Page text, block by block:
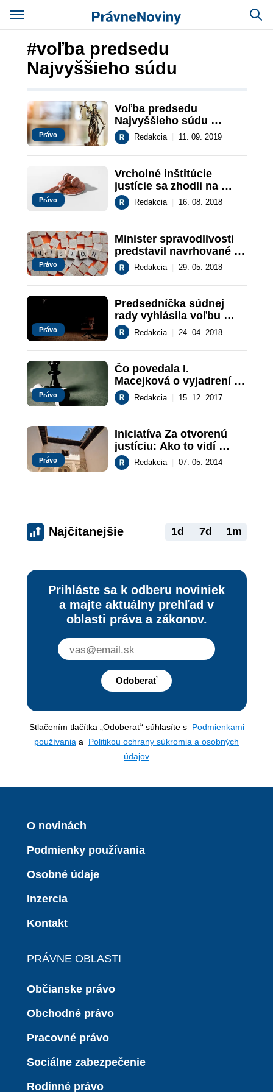
#voľba predsedu
Najvyššieho súdu
Právo
Voľba predsedu
Najvyššieho súdu
Slovenskej republiky
Redakcia 11. 09. 2019
Právo
Vrcholné inštitúcie
justície sa zhodli na
spôsobe voľby
ústavných sudcov
Redakcia 16. 08. 2018
Právo
Minister spravodlivosti
predstavil navrhované
zmeny pri voľbe
ústavných sudcov
Redakcia 29. 05. 2018
Právo
Predsedníčka súdnej
rady vyhlásila voľbu
nového člena Súdnej
rady SR
Redakcia 24. 04. 2018
Právo
Čo povedala I.
Macejková o vyjadrení
prezidenta?
Redakcia 15. 12. 2017
Právo
Iniciatíva Za otvorenú
justíciu: Ako to vidí
sudca Najvyššieho súdu
SR JUDr. Peter Paluda
Redakcia 07. 05. 2014
Najčítanejšie 1d 7d 1m
Prihláste sa k odberu noviniek
a majte aktuálny prehľad v
oblasti práva a zákonov.
Odoberať
Stlačením tlačítka „Odoberať“ súhlasíte s Podmienkami
používania a Politikou ochrany súkromia a osobných
údajov
O novinách
Podmienky používania
Osobné údaje
Inzercia
Kontakt
PRÁVNE OBLASTI
Občianske právo
Obchodné právo
Pracovné právo
Sociálne zabezpečenie
Rodinné právo